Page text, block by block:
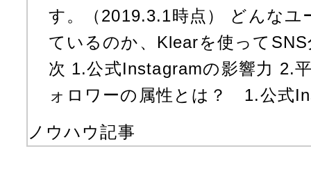
す。（2019.3.1時点） どんなユ
ているのか、Klearを使って
次 1.公式Instagramの影響力 2.
ォロワーの属性とは？ 1.公式
ノウハウ記事